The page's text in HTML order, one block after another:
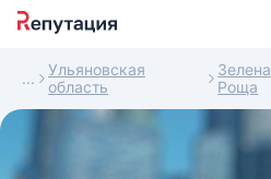
Ульяновская
область
Роща